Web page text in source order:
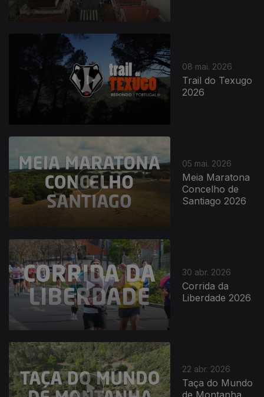
08 mai. 2026
Trail do Texugo
2026
05 mai. 2026
Meia Maratona
Concelho de
Santiago 2026
30 abr. 2026
Corrida da
Liberdade 2026
22 abr. 2026
Taça do Mundo
de Montanha